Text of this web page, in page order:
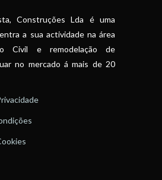
Construções Lda é uma
a sua actividade na área
Civil e remodelação de
no mercado á mais de 20